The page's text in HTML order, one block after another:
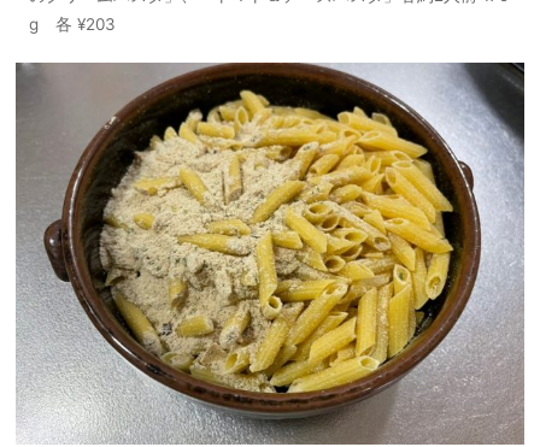
g 各 ¥203